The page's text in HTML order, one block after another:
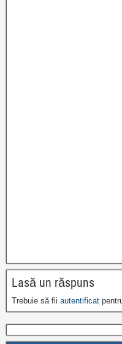
Lasă un răspuns
Trebuie să fii autentificat